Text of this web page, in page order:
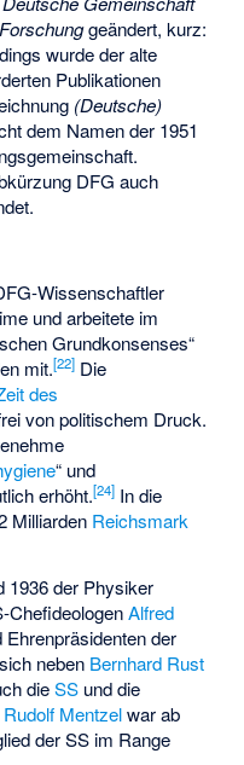
geändert, kurz:
wurde der alte
Publikationen
(Deutsche)
dem Namen der 1951
DFG auch
Wissenschaftler
und arbeitete im
Grundkonsenses“
mit.[22] Die
des
von politischem Druck.
“ und
erhöht.[24] In die
Milliarden Reichsmark
1936 der Physiker
ChefideologenAlfred
der
neben Bernhard Rust
dieSS und die
Rudolf Mentzelwar ab
der SS im Range